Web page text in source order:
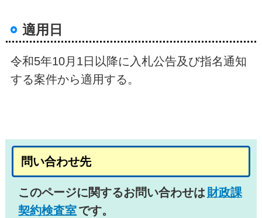
適用日
令和5年10月1日以降に入札公告及び指名通知
する案件から適用する。
問い合わせ先
このページに関するお問い合わせは財政課
契約検査室です。